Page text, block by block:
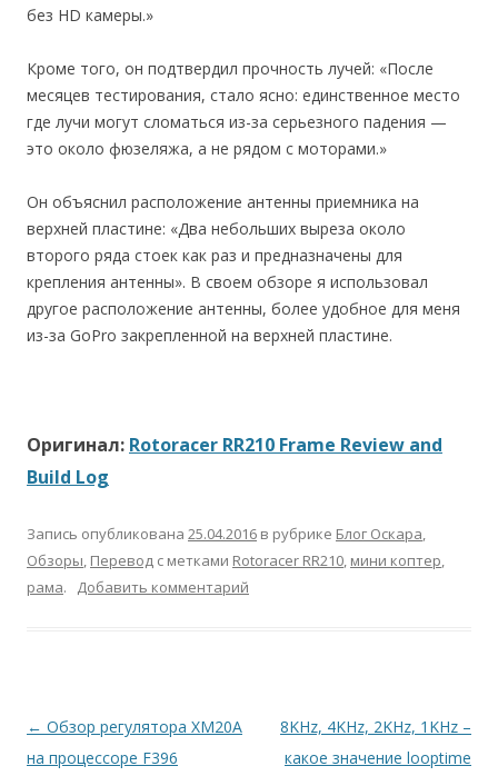
без HD камеры.»
Кроме того, он подтвердил прочность лучей: «После
месяцев тестирования, стало ясно: единственное место
где лучи могут сломаться из-за серьезного падения —
это около фюзеляжа, а не рядом с моторами.»
Он объяснил расположение антенны приемника на
верхней пластине: «Два небольших выреза около
второго ряда стоек как раз и предназначены для
крепления антенны». В своем обзоре я использовал
другое расположение антенны, более удобное для меня
из-за GoPro закрепленной на верхней пластине.
Оригинал: Rotoracer RR210 Frame Review and
Build Log
Запись опубликована 25.04.2016 в рубрике Блог Оскара,
Обзоры, Перевод с метками Rotoracer RR210, мини коптер,
рама. Добавить комментарий
Навигация
по
← Обзор регулятора XM20A
на процессоре F396
8KHz, 4KHz, 2KHz, 1KHz –
какое значение looptime